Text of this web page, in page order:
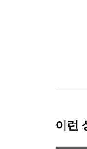
이런